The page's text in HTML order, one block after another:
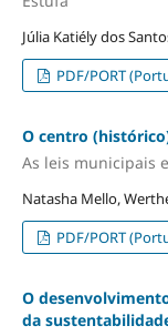
Júlia Katiély dos
PDF/PORT
O centro
As leis municipais
Natasha Mello,
PDF/PORT
O
da